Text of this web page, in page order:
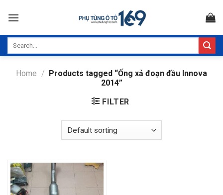
Home / Products tagged “Ống xả đoạn đầu Innova
2014”
FILTER